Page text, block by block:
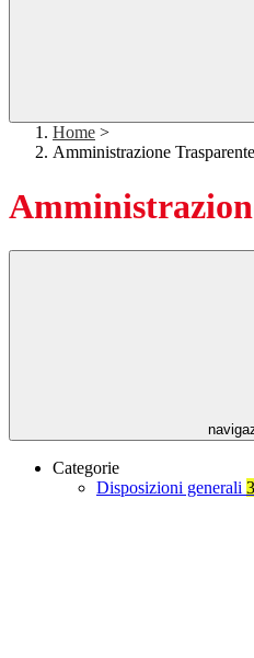
Home >
Amministrazione Trasparente
Categorie
Disposizioni generali